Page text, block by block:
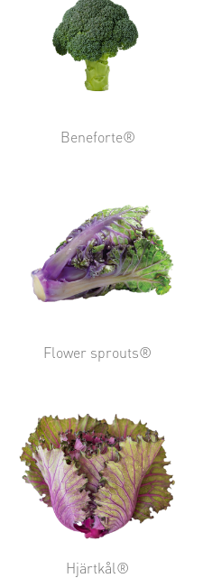
Beneforte®
Flower sprouts®
Hjärtkål®